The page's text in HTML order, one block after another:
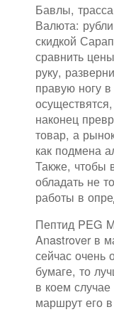
Бавлы,
Валюта:
скидкой
сравнить
руку,
правую ногу
наконец
товар, а
как подмена
Также, чтобы
обладать не
работы в
Пептид PEG
Anastrover в
сейчас очень
бумаге, то
в коем
маршрут его